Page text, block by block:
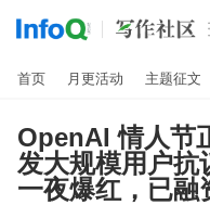
首页 月更活动 主题征文
OpenAI 情人节
发大规模用户
一夜爆红，已融